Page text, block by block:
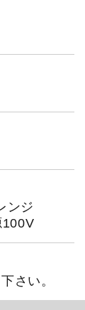
ンジ
100V
さい。